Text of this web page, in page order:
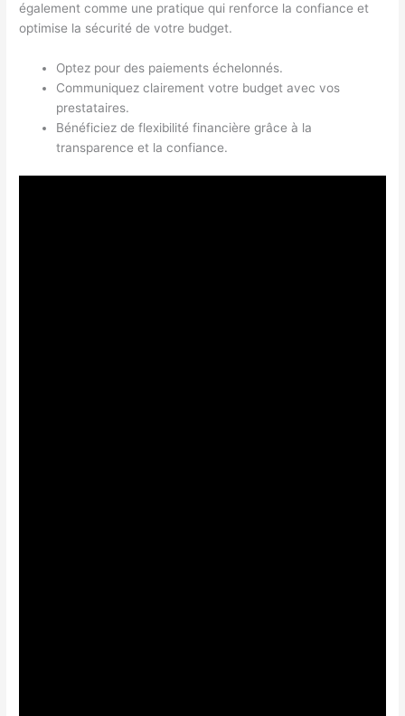
également comme une pratique qui renforce la confiance et
optimise la sécurité de votre budget.
Optez pour des paiements échelonnés.
Communiquez clairement votre budget avec vos
prestataires.
Bénéficiez de flexibilité financière grâce à la
transparence et la confiance.